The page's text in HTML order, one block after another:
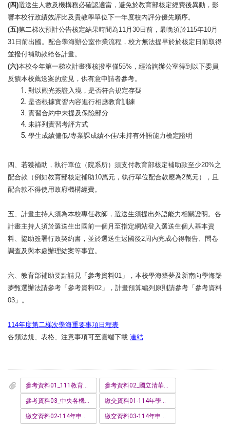
( 四)選送生人數及機構務必確認適當，避免於教育部核定經費後異動，影
響本校行政績效評比及貴教學單位下一年度校內評分優先順序。
(五)第二梯次預計公告核定結果時間為11月30日前，最晚須於115年10月
31日前出國。配合學海辦公室作業流程，校方無法提早於於核定日前取得
並撥付補助款給各計畫。
(六)本校今年第一梯次計畫獲核撥率僅55%，經洽詢辦公室得到以下委員
反饋本校薦送案的意見，供有意申請者參考。
對以觀光簽證入境，是否符合規定存疑
是否根據實習內容進行相應教育訓練
實習合約中未提及保險部分
未詳列實習考評方式
學生成績偏低/專業課成績不佳/未持有外語能力檢定證明
四、若獲補助，執行單位（院系所）須支付教育部核定補助款至少20%之
配合款（例如教育部核定補助10萬元，執行單位配合款應為2萬元），且
配合款不得使用政府機構經費。
五、計畫主持人須為本校專任教師，選送生須提出外語能力相關證明。各
計畫主持人須於選送生出國前一個月至指定網站登入選送生個人基本資
料、協助簽署行政契約書，並於選送生返國後2周內完成心得報告、問卷
調查及與本處辦理結案等事宜。
六、教育部補助要點請見「參考資料01」，本校學海築夢及新南向學海築
夢甄選辦法請參考「參考資料02」，計畫預算編列原則請參考「參考資料
03」。
114年度第二梯次學海重要事項日程表
各類法規、表格、注意事項可至雲端下載 連結